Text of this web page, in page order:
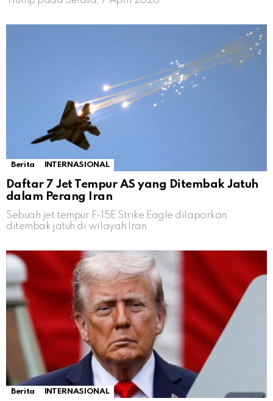
Berita INTERNASIONAL
Daftar 7 Jet Tempur AS yang Ditembak Jatuh
dalam Perang Iran
Sebuah jet tempur F-15E Strike Eagle dilaporkan
ditembak jatuh di wilayah Iran
Berita INTERNASIONAL